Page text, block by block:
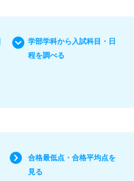
学部学科から入試科目・日
程を調べる
合格最低点・合格平均点を
見る